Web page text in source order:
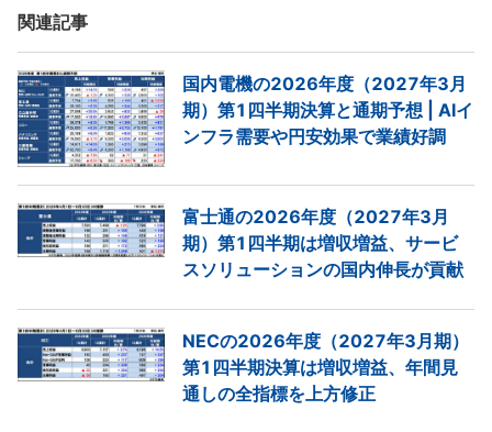
関連記事
国内電機の2026年度（2027年3月
期）第1四半期決算と通期予想 | AIイ
ンフラ需要や円安効果で業績好調
富士通の2026年度（2027年3月
期）第1四半期は増収増益、サービ
スソリューションの国内伸長が貢献
NECの2026年度（2027年3月期）
第1四半期決算は増収増益、年間見
通しの全指標を上方修正